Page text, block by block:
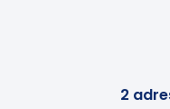
2